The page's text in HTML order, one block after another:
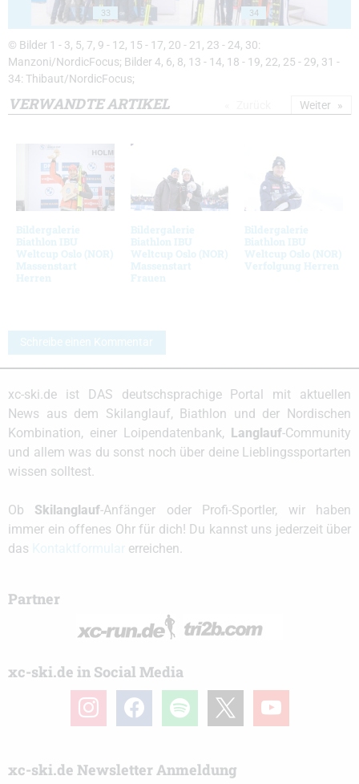
33 34
© Bilder 1 - 3, 5, 7, 9 - 12, 15 - 17, 20 - 21, 23 - 24, 30:
Manzoni/NordicFocus; Bilder 4, 6, 8, 13 - 14, 18 - 19, 22, 25 - 29, 31 -
34: Thibaut/NordicFocus;
VERWANDTE ARTIKEL
Bildergalerie
Biathlon IBU
Weltcup Oslo (NOR)
Massenstart
Herren
Bildergalerie
Biathlon IBU
Weltcup Oslo (NOR)
Massenstart
Frauen
Bildergalerie
Biathlon IBU
Weltcup Oslo (NOR)
Verfolgung Herren
Weiter
Schreibe einen Kommentar
xc-ski.de ist DAS deutschsprachige Portal mit aktuellen
News aus dem Skilanglauf, Biathlon und der Nordischen
Kombination, einer Loipendatenbank,
Langlauf-Community
und allem was du sonst noch über deine Lieblingssportarten
wissen solltest.
Ob Skilanglauf-Anfänger oder Profi-Sportler, wir haben
immer ein offenes Ohr für dich! Du kannst uns jederzeit über
das
erreichen.
Partner
xc-ski.de in Social Media
instagramfacebook spotify youtube
xc-ski.de Newsletter Anmeldung